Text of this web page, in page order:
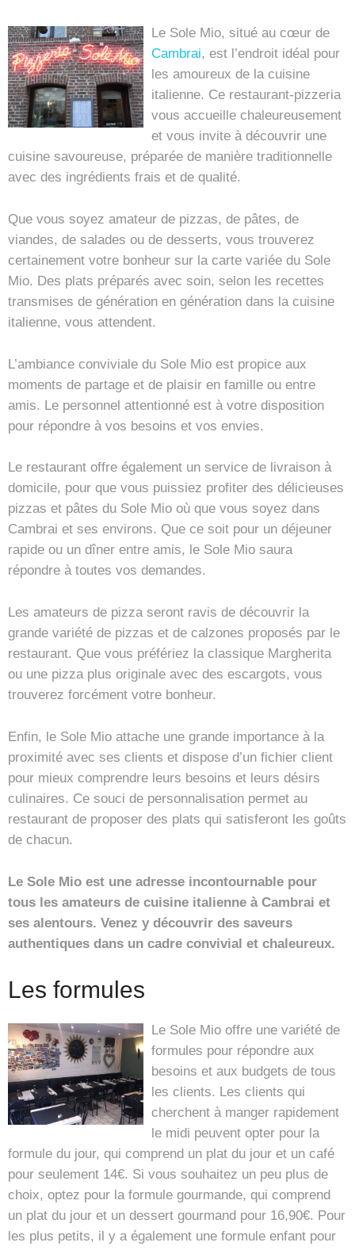
Le Sole Mio, situé au cœur de
Cambrai, est l’endroit idéal pour
les amoureux de la cuisine
italienne. Ce restaurant-pizzeria
vous accueille chaleureusement
et vous invite à découvrir une
cuisine savoureuse, préparée de manière traditionnelle
avec des ingrédients frais et de qualité.
Que vous soyez amateur de pizzas, de pâtes, de
viandes, de salades ou de desserts, vous trouverez
certainement votre bonheur sur la carte variée du Sole
Mio. Des plats préparés avec soin, selon les recettes
transmises de génération en génération dans la cuisine
italienne, vous attendent.
L’ambiance conviviale du Sole Mio est propice aux
moments de partage et de plaisir en famille ou entre
amis. Le personnel attentionné est à votre disposition
pour répondre à vos besoins et vos envies.
Le restaurant offre également un service de livraison à
domicile, pour que vous puissiez profiter des délicieuses
pizzas et pâtes du Sole Mio où que vous soyez dans
Cambrai et ses environs. Que ce soit pour un déjeuner
rapide ou un dîner entre amis, le Sole Mio saura
répondre à toutes vos demandes.
Les amateurs de pizza seront ravis de découvrir la
grande variété de pizzas et de calzones proposés par le
restaurant. Que vous préfériez la classique Margherita
ou une pizza plus originale avec des escargots, vous
trouverez forcément votre bonheur.
Enfin, le Sole Mio attache une grande importance à la
proximité avec ses clients et dispose d’un fichier client
pour mieux comprendre leurs besoins et leurs désirs
culinaires. Ce souci de personnalisation permet au
restaurant de proposer des plats qui satisferont les goûts
de chacun.
Le Sole Mio est une adresse incontournable pour
tous les amateurs de cuisine italienne à Cambrai et
ses alentours. Venez y découvrir des saveurs
authentiques dans un cadre convivial et chaleureux.
Les formules
Le Sole Mio offre une variété de
formules pour répondre aux
besoins et aux budgets de tous
les clients. Les clients qui
cherchent à manger rapidement
le midi peuvent opter pour la
formule du jour, qui comprend un plat du jour et un café
pour seulement 14€. Si vous souhaitez un peu plus de
choix, optez pour la formule gourmande, qui comprend
un plat du jour et un dessert gourmand pour 16,90€. Pour
les plus petits, il y a également une formule enfant pour